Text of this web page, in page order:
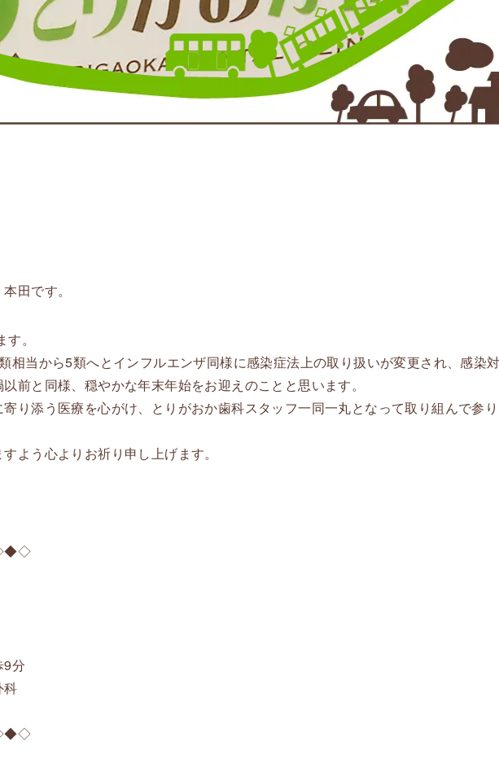
田です。
。
相当から5類へとインフルエンザ同様に感染症法上の取り扱いが変更され、感染
前と同様、穏やかな年末年始をお迎えのことと思います。
り添う医療を心がけ、とりがおか歯科スタッフ一同一丸となって取り組んで参り
よう心よりお祈り申し上げます。
分
科